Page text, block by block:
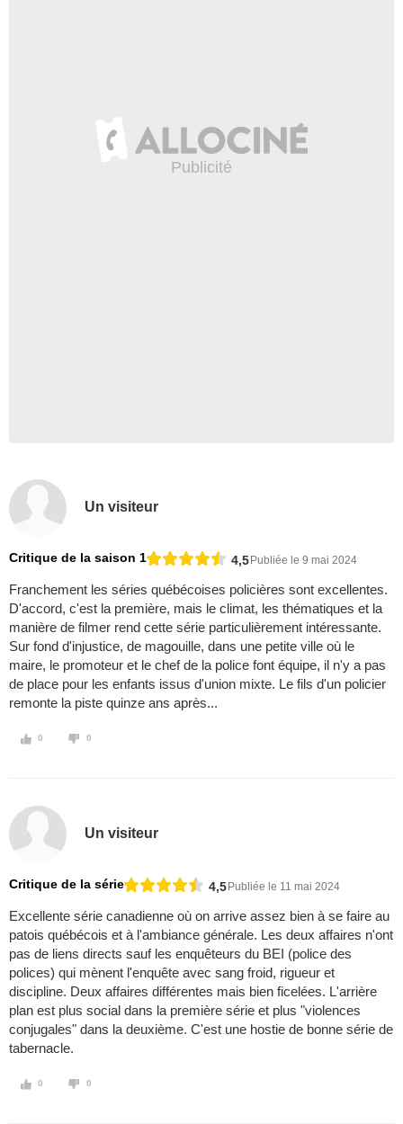
Un visiteur
Critique de la saison 1 4,5Publiée le 9 mai 2024
Franchement les séries québécoises policières sont excellentes.
D'accord, c'est la première, mais le climat, les thématiques et la
manière de filmer rend cette série particulièrement intéressante.
Sur fond d'injustice, de magouille, dans une petite ville où le
maire, le promoteur et le chef de la police font équipe, il n'y a pas
de place pour les enfants issus d'union mixte. Le fils d'un policier
remonte la piste quinze ans après...
0 0
Un visiteur
Critique de la série 4,5Publiée le 11 mai 2024
Excellente série canadienne où on arrive assez bien à se faire au
patois québécois et à l'ambiance générale. Les deux affaires n'ont
pas de liens directs sauf les enquêteurs du BEI (police des
polices) qui mènent l'enquête avec sang froid, rigueur et
discipline. Deux affaires différentes mais bien ficelées. L'arrière
plan est plus social dans la première série et plus "violences
conjugales" dans la deuxième. C'est une hostie de bonne série de
tabernacle.
0 0